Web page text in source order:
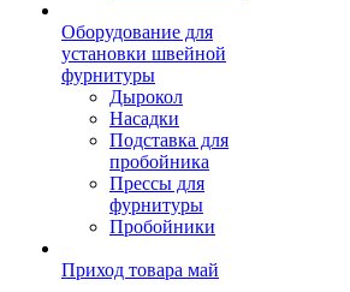
Оборудование для
установки швейной
фурнитуры
Дырокол
Насадки
Подставка для
пробойника
Прессы для
фурнитуры
Пробойники
Приход товара май